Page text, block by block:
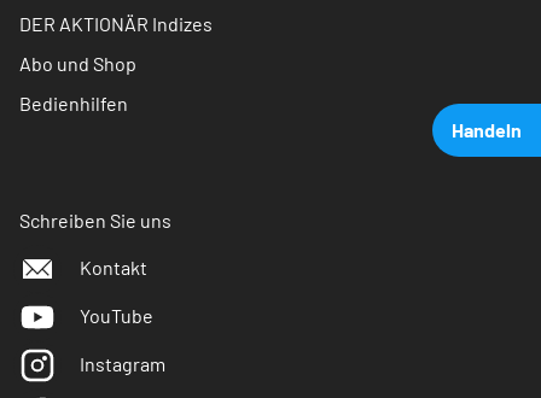
Handeln
DER AKTIONÄR Indizes
Abo und Shop
Bedienhilfen
Schreiben Sie uns
Kontakt
YouTube
Instagram